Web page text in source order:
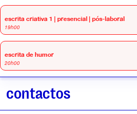
escrita criativa 1 | presencial | pós-laboral
19h00
escrita de humor
20h00
contactos